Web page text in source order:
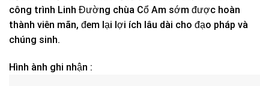
công trình Linh Đường chùa Cổ Am sớm được hoàn
thành viên mãn, đem lại lợi ích lâu dài cho đạo pháp và
chúng sinh.
Hình ành ghi nhận :